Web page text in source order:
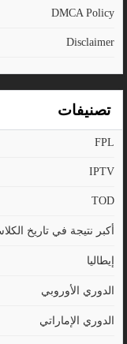
DMCA Policy
Disclaimer
تصنيفات
FPL
IPTV
TOD
أكبر نتيجة في تاريخ
إيطاليا
الدوري الأوروبي
الدوري الإماراتي